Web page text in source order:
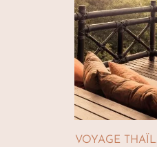
VOYAGE